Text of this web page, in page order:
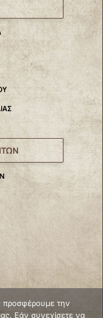
προσφέρουμε την
Εάν συνεχίσετε να